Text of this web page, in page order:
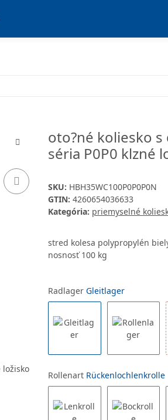
oto?né koliesko
séria P0P0 klzné
SKU: HBH35WC100P0P0P0N
GTIN: 4260654036633
Kategória: priemyselné
stred kolesa polypropylén
nosnosť 100 kg
Radlager Gleitlager
Rollenart Rückenlochlenkrolle